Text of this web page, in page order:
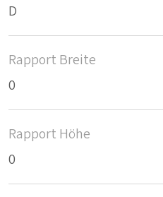
D
Rapport Breite
0
Rapport Höhe
0